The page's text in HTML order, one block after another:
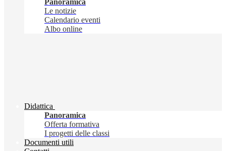
Panoramica
Le notizie
Calendario eventi
Albo online
Didattica
Panoramica
Offerta formativa
I progetti delle classi
Documenti utili